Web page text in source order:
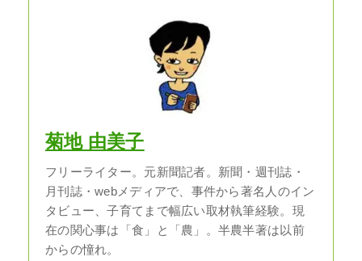
菊地 由美子
フリーライター。元新聞記者。新聞・週刊誌・
月刊誌・webメディアで、事件から著名人のイン
タビュー、子育てまで幅広い取材執筆経験。現
在の関心事は「食」と「農」。半農半著は以前
からの憧れ。